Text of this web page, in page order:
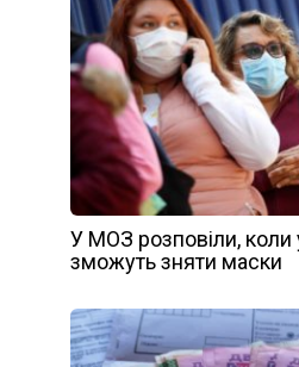
У МОЗ розповіли, коли
зможуть зняти маски